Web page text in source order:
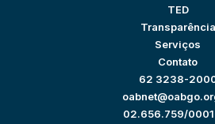
TED
Transparência
Serviços
Contato
62 3238-
02.656.759/